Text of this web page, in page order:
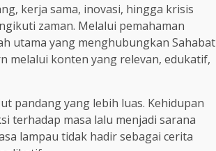
kerja sama, inovasi, hingga krisis
zaman. Melalui pemahaman
utama yang menghubungkan Sahabat
melalui konten yang relevan, edukatif,
pandang yang lebih luas. Kehidupan
terhadap masa lalu menjadi sarana
lampau tidak hadir sebagai cerita